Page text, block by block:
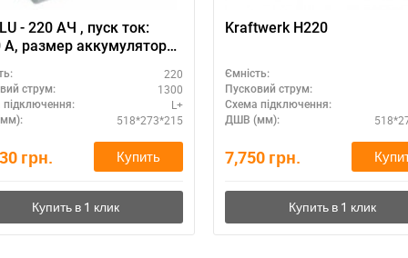
- 220 АЧ , пуск ток:
(Турция): 518 Х 273 Х
мм.
220
струм: 1300
L+
518*273*215
грн. Купить
Kraftwerk H220
Ємність:
Пусковий струм:
Схема підключення:
ДШВ (мм):
7,750 грн.